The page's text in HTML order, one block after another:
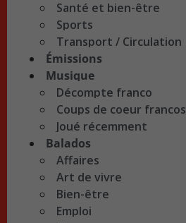
Santé et bien-être
Sports
Transport / Circulation
Émissions
Musique
Décompte franco
Coups de coeur francos
Joué récemment
Balados
Affaires
Art de vivre
Bien-être
Emploi